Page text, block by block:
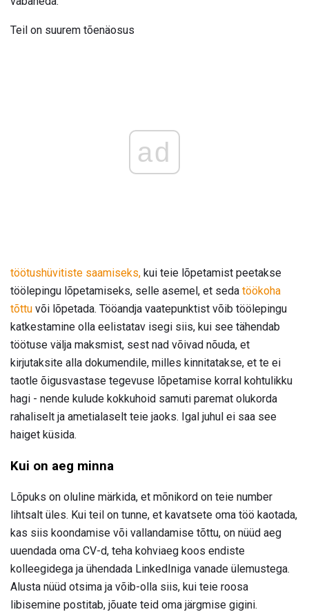
Teil on suurem tõenäosus
ad
töötushüvitiste saamiseks, kui teie lõpetamist peetakse
töölepingu lõpetamiseks, selle asemel, et seda töökoha
tõttu või lõpetada. Tööandja vaatepunktist võib töölepingu
katkestamine olla eelistatav isegi siis, kui see tähendab
töötuse välja maksmist, sest nad võivad nõuda, et
kirjutaksite alla dokumendile, milles kinnitatakse, et te ei
taotle õigusvastase tegevuse lõpetamise korral kohtulikku
hagi - nende kulude kokkuhoid samuti paremat olukorda
rahaliselt ja ametialaselt teie jaoks. Igal juhul ei saa see
haiget küsida.
Kui on aeg minna
Lõpuks on oluline märkida, et mõnikord on teie number
lihtsalt üles. Kui teil on tunne, et kavatsete oma töö kaotada,
kas siis koondamise või vallandamise tõttu, on nüüd aeg
uuendada oma CV-d, teha kohviaeg koos endiste
kolleegidega ja ühendada LinkedIniga vanade ülemustega.
Alusta nüüd otsima ja võib-olla siis, kui teie roosa
libisemine postitab, jõuate teid oma järgmise gigini.